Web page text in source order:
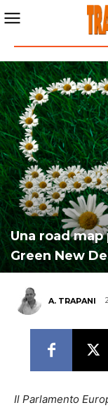
Una road
Green New
A. TRAPANI
Il Parlamento